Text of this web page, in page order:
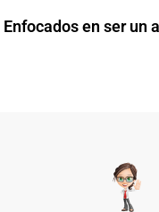
Leer más
Enfocados en ser un